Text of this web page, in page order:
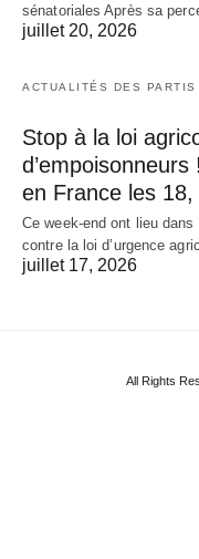
sénatoriales Après sa
juillet 20, 2026
ACTUALITÉS DES
Stop à la loi
en France les
Ce week-end ont lieu
contre la loi d’urgence
juillet 17, 2026
All Rights